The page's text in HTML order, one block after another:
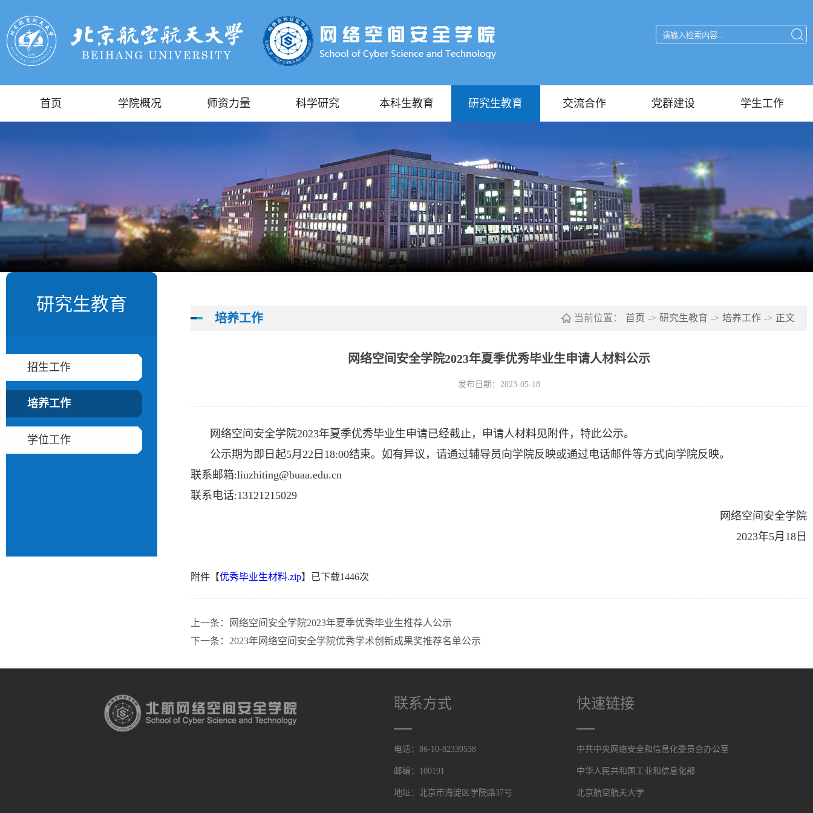
首页 学院概况 师资力量 科学研究 本科生教育 研究生教育 交流合作 党群建设 学生工作
研究生教育
招生工作
培养工作
学位工作
培养工作 当前位置： 首页 -> 研究生教育 -> 培养工作 -> 正文
网络空间安全学院2023年夏季优秀毕业生申请人材料公示
发布日期：2023-05-18
网络空间安全学院2023年夏季优秀毕业生申请已经截止，申请人材料见附件，特此公示。
公示期为即日起5月22日18:00结束。如有异议，请通过辅导员向学院反映或通过电话邮件等方式向学院反映。
联系邮箱:liuzhiting@buaa.edu.cn
联系电话:13121215029
网络空间安全学院
2023年5月18日
附件【优秀毕业生材料.zip】已下载1446次
上一条：
网络空间安全学院2023年夏季优秀毕业生推荐人公示
下一条： 2023年网络空间安全学院优秀学术创新成果奖推荐名单公示
联系方式
电话：86-10-82339538
邮编：100191
地址：北京市海淀区学院路37号
快速链接
中共中央网络安全和信息化委员会办公室
中华人民共和国工业和信息化部
北京航空航天大学